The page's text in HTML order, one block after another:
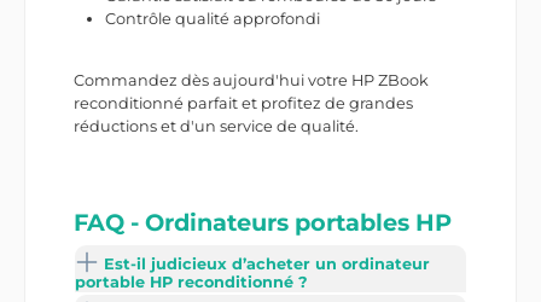
Contrôle qualité approfondi
Commandez dès aujourd'hui votre HP ZBook
reconditionné parfait et profitez de grandes
réductions et d'un service de qualité.
FAQ - Ordinateurs portables HP
Est-il judicieux d’acheter un ordinateur
portable HP reconditionné ?